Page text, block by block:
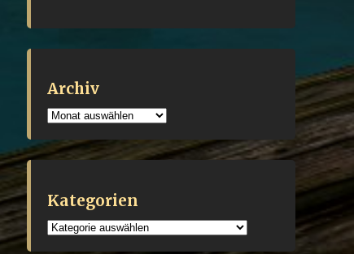
Archiv
Archiv
Kategorien
Kategorien